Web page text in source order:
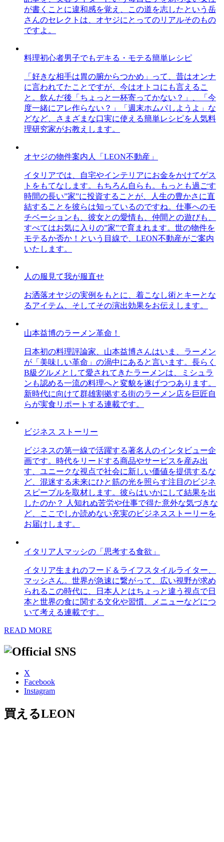
が書くことに違和感を覚え、この道を志したという岳
さんのセレクトは、オヤジにとってのリアルそのもの
ですよ。
料理初心者男子でもデキる・モテる簡単レシピ
「好きな相手は胃の腑からつかめ」って、昔はオンナ
に言われてたことですが、今はオトコにも言えるこ
と。飲んだ後「ちょっと一杯寄ってかない？」、「今
度一緒にアレ作らない？」「週末ホムパしようよ」な
どなど、さまざまな口実に使える簡単レシピを人気料
理研究家がお教えします。
オヤジの物件案内人「LEON不動産」
イタリアでは、自宅やインテリアにお金をかけてゲス
トをもてなします。もちろん自らも。もっとも過ごす
時間の長い”家”に投資することが、人生の豊かさに直
結することを彼らは知っているのですね。仕事へのモ
チベーションも、彼女との愛情も、仲間との遊びも、
すべてはお気に入りの”家”で育まれます。世の物件を
モテるか否か！という目線で、LEON不動産がご案内
いたします。
人の服見て我が服直せ
お洒落オヤジの実例をもとに、着こなし術とキーとな
るアイテム、そしてその演出効果をお伝えします。
山本益博のラーメン革命！
日本初の料理評論家、山本益博さんはいま、ラーメン
が「美味しい革命」の渦中にあると言います。長らく
B級グルメとして愛されてきたラーメンは、ミシュラ
ンも認める一流の料理へと変貌を遂げつつあります。
新時代に向けて群雄割拠する街のラーメン店を巨匠自
らが実食リポートする連載です。
ビジネス ストーリー
ビジネスの第一線で活躍する著名人のインタビュー企
画です。時代をリードする商品やサービスを産み出
す、ユニークな視点で社会に新しい価値を提供するな
ど、混迷する未来にひと筋の光を照らす注目のビジネ
スピープルを取材します。彼らはいかにして結果を出
したのか？ 人知れぬ苦労や仕事で得た意外な気づきな
ど、ここでしか読めない充実のビジネスストーリーを
お届けします。
イタリア人マッシの「思考する食欲」
イタリア生まれのフード＆ライフスタイルライター、
マッシさん。世界が急速に繋がって、広い視野が求め
られるこの時代に、日本人とはちょっと違う視点で日
本と世界の食に関する文化や習慣、メニューなどにつ
いて考える連載です。
READ MORE
X
Facebook
Instagram
買えるLEON